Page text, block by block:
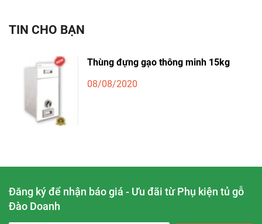
TIN CHO BẠN
Thùng đựng gạo thông minh 15kg
08/08/2020
Đăng ký để nhận báo giá - Ưu đãi từ Phụ kiện tủ gỗ
Đào Doanh